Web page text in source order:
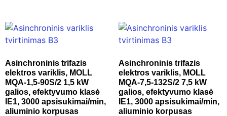
Asinchroninis trifazis
elektros variklis, MOLL
MQA-1,5-90S/2 1,5 kW
galios, efektyvumo klasė
IE1, 3000 apsisukimai/min,
aliuminio korpusas
Asinchroninis trifazis
elektros variklis, MOLL
MQA-7,5-132S/2 7,5 kW
galios, efektyvumo klasė
IE1, 3000 apsisukimai/min,
aliuminio korpusas